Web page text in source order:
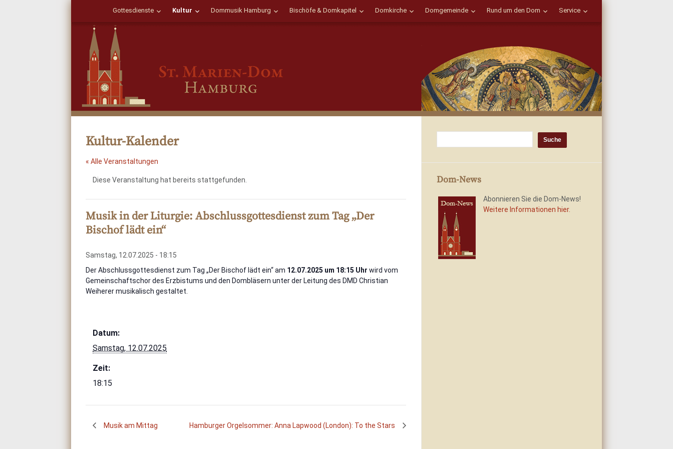
Gottesdienste Kultur Dommusik Hamburg Bischöfe & Domkapitel Domkirche Domgemeinde Rund um den Dom Service
Kultur-Kalender
« Alle Veranstaltungen
Diese Veranstaltung hat bereits stattgefunden.
Musik in der Liturgie: Abschlussgottesdienst zum Tag „Der
Bischof lädt ein“
Samstag, 12.07.2025 - 18:15
Der Abschlussgottesdienst zum Tag „Der Bischof lädt ein“ am 12.07.2025 um 18:15 Uhr wird vom
Gemeinschaftschor des Erzbistums und den Dombläsern unter der Leitung des DMD Christian
Weiherer musikalisch gestaltet.
Datum:
Samstag, 12.07.2025
Zeit:
18:15
Musik am Mittag Hamburger Orgelsommer: Anna Lapwood (London): To the Stars
Dom-News
Abonnieren Sie die Dom-News!
Weitere Informationen hier.